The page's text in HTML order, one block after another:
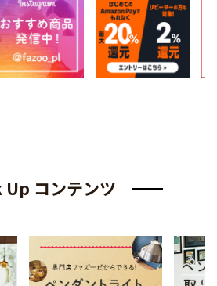
Up コンテンツ